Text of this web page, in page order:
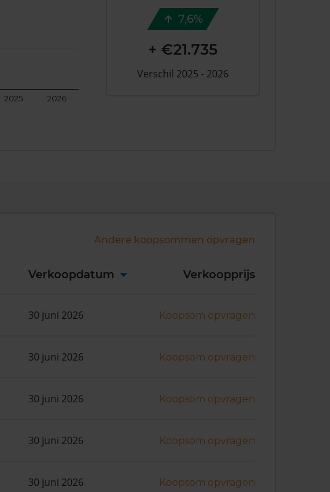
2025 2026
7,6%
+ €21.735
Verschil 2025 - 2026
Andere koopsommen opvragen
Verkoopdatum Verkoopprijs
30 juni 2026 Koopsom opvragen
30 juni 2026 Koopsom opvragen
30 juni 2026 Koopsom opvragen
30 juni 2026 Koopsom opvragen
30 juni 2026 Koopsom opvragen